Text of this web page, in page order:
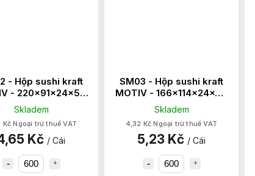
- Hộp sushi kraft
- 220x91x24x50
600 Set/Thùng
Skladem
Kč Ngoại trừ thuế VAT
Kč / Cái
SM03 - Hộp sushi kraft
MOTIV - 166x114x24x50
600 Set/Thùng
Skladem
4,32 Kč Ngoại trừ thuế VAT
5,23 Kč / Cái